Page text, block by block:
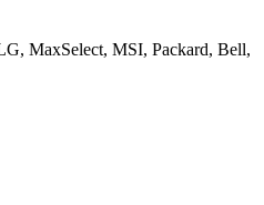
MaxSelect, MSI, Packard, Bell,